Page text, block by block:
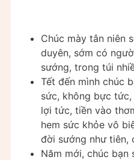
Chúc mày tân niên
duyên, sớm có
sướng, trong túi
Tết đến mình chúc
sức, không bực
lợi tức, tiền vào
hem sức khỏe vô
đời sướng như tiên,
Năm mới, chúc